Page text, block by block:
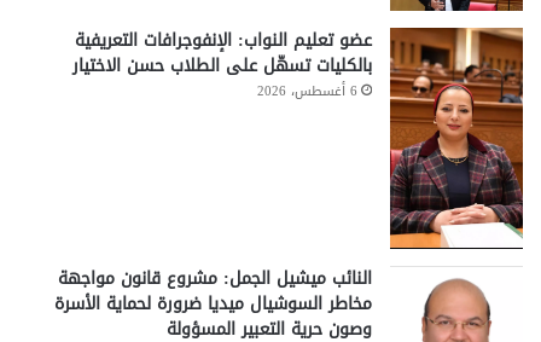
عضو تعليم النواب: الإنفوجرافات التعريفية
بالكليات تسهّل على الطلاب حسن الاختيار
6 أغسطس، 2026
النائب ميشيل الجمل: مشروع قانون مواجهة
مخاطر السوشيال ميديا ضرورة لحماية الأسرة
وصون حرية التعبير المسؤولة